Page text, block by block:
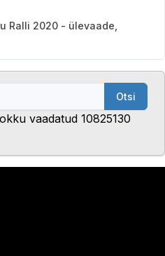
Ralli 2020 - ülevaade,
Otsi
vaadatud 10825130